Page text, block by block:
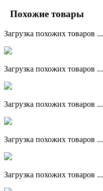
Похожие товары
Загрузка похожих товаров ...
Загрузка похожих товаров ...
Загрузка похожих товаров ...
Загрузка похожих товаров ...
Загрузка похожих товаров ...